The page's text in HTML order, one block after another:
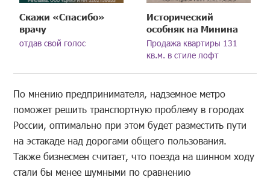
Скажи «Спасибо»
врачу
отдав свой голос
Исторический
особняк на Минина
Продажа квартиры 131
кв.м. в стиле лофт
По мнению предпринимателя, надземное метро
поможет решить транспортную проблему в городах
России, оптимально при этом будет разместить пути
на эстакаде над дорогами общего пользования.
Также бизнесмен считает, что поезда на шинном ходу
стали бы менее шумными по сравнению